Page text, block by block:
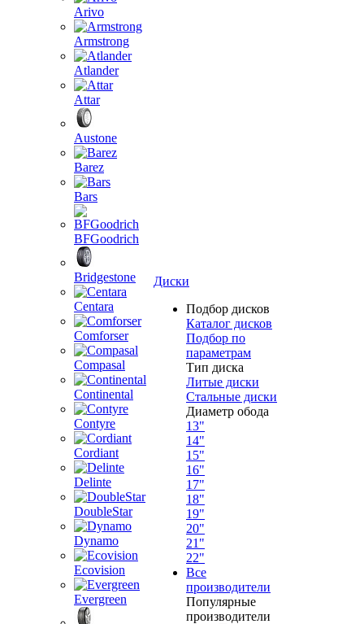
Arivo
Armstrong
Atlander
Attar
Austone
Barez
Bars
BFGoodrich
Bridgestone
Centara
Comforser
Compasal
Continental
Contyre
Cordiant
Delinte
DoubleStar
Dynamo
Ecovision
Evergreen
Диски
Подбор дисков
Каталог дисков
Подбор по
параметрам
Тип диска
Литые диски
Стальные диски
Диаметр обода
13"
14"
15"
16"
17"
18"
19"
20"
21"
22"
Все
производители
Популярные
производители